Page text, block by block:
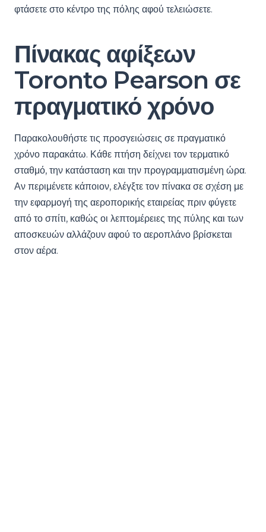
φτάσετε στο κέντρο της πόλης αφού τελειώσετε.
Πίνακας αφίξεων
Toronto Pearson σε
πραγματικό χρόνο
Παρακολουθήστε τις προσγειώσεις σε πραγματικό
χρόνο παρακάτω. Κάθε πτήση δείχνει τον τερματικό
σταθμό, την κατάσταση και την προγραμματισμένη ώρα.
Αν περιμένετε κάποιον, ελέγξτε τον πίνακα σε σχέση με
την εφαρμογή της αεροπορικής εταιρείας πριν φύγετε
από το σπίτι, καθώς οι λεπτομέρειες της πύλης και των
αποσκευών αλλάζουν αφού το αεροπλάνο βρίσκεται
στον αέρα.